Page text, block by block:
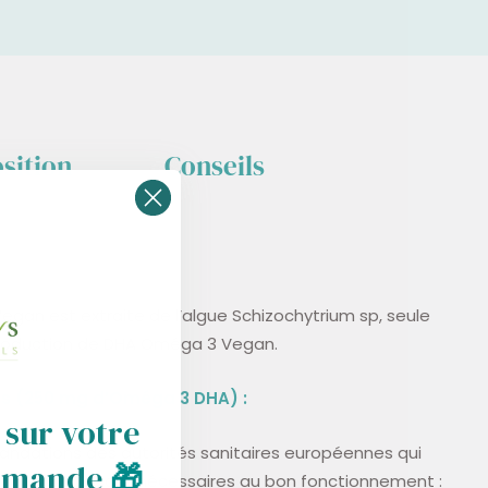
Conseils
est extraite de l’algue Schizochytrium sp, seule
de DHA Oméga 3 Vegan.
(250 mg d’Oméga 3 DHA) :
des autorités sanitaires européennes qui
par jour sont nécessaires au bon fonctionnement :
votre